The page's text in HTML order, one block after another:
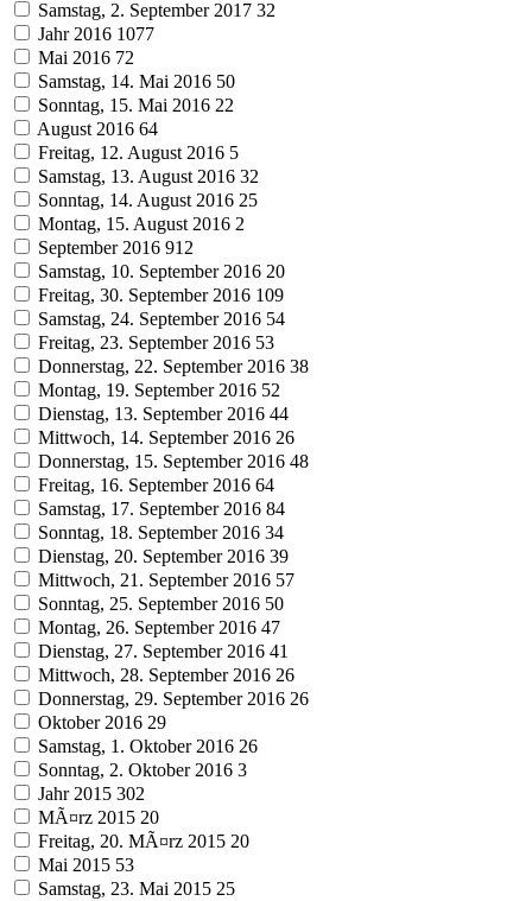
Samstag, 2. September 2017 32
Jahr 2016 1077
Mai 2016 72
Samstag, 14. Mai 2016 50
Sonntag, 15. Mai 2016 22
August 2016 64
Freitag, 12. August 2016 5
Samstag, 13. August 2016 32
Sonntag, 14. August 2016 25
Montag, 15. August 2016 2
September 2016 912
Samstag, 10. September 2016 20
Freitag, 30. September 2016 109
Samstag, 24. September 2016 54
Freitag, 23. September 2016 53
Donnerstag, 22. September 2016 38
Montag, 19. September 2016 52
Dienstag, 13. September 2016 44
Mittwoch, 14. September 2016 26
Donnerstag, 15. September 2016 48
Freitag, 16. September 2016 64
Samstag, 17. September 2016 84
Sonntag, 18. September 2016 34
Dienstag, 20. September 2016 39
Mittwoch, 21. September 2016 57
Sonntag, 25. September 2016 50
Montag, 26. September 2016 47
Dienstag, 27. September 2016 41
Mittwoch, 28. September 2016 26
Donnerstag, 29. September 2016 26
Oktober 2016 29
Samstag, 1. Oktober 2016 26
Sonntag, 2. Oktober 2016 3
Jahr 2015 302
MÃ¤rz 2015 20
Freitag, 20. MÃ¤rz 2015 20
Mai 2015 53
Samstag, 23. Mai 2015 25